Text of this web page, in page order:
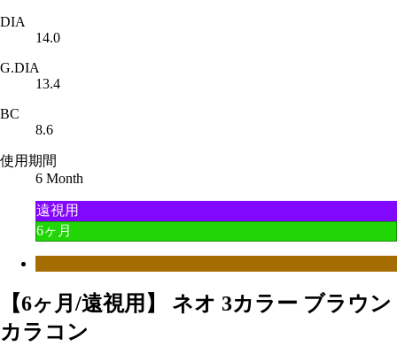
DIA
14.0
G.DIA
13.4
BC
8.6
使用期間
6 Month
遠視用
6ヶ月
【6ヶ月/遠視用】 ネオ 3カラー ブラウン
カラコン